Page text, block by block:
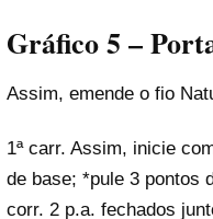
Gráfico 5 –
Assim, emende o fio
1ª carr. Assim, inicie
de base; *pule 3 pontos
corr. 2 p.a. fechados